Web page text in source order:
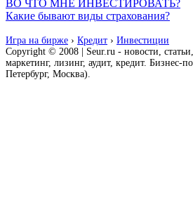
ВО ЧТО МНЕ ИНВЕСТИРОВАТЬ?
Какие бывают виды страхования?
Игра на бирже › Кредит › Инвестиции
Copyright © 2008 | Seur.ru - новости,
маркетинг, лизинг, аудит, кредит. Бизнес-
Петербург, Москва).